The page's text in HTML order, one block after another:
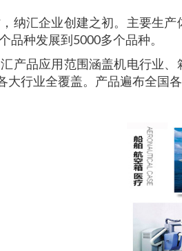
纳汇企业创建之初。主要生
品种发展到 5000多个品种。
汇产品应用范围涵盖机电行业
大行业全覆盖。产品遍布全国